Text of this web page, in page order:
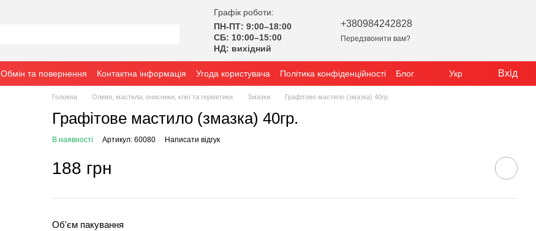
Графік роботи:
ПН-ПТ: 9:00–18:00
СБ: 10:00–15:00
НД: вихідний
+380984242828
Передзвонити вам?
Обмін та повернення Контактна інформація Угода користувача Політика конфіденційності Блог Укр Вхід
Головна Оливи, мастила, очисники, клеї та герметики Змазки Графітове мастило (змазка) 40гр.
Графітове мастило (змазка) 40гр.
В наявності Артикул: 60080 Написати відгук
188 грн
Об'єм пакування